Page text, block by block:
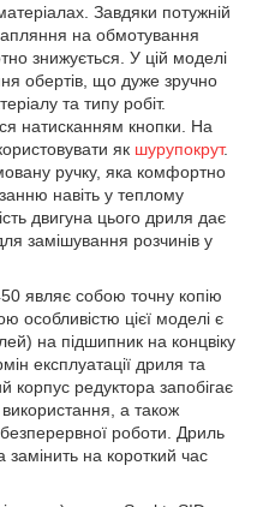
Завдяки потужній
на обмотування
знижується. У цій моделі
обертів, що дуже зручно
та типу робіт.
натисканням кнопки. На
як шурупокрут.
ручку, яка комфортно
навіть у теплому
двигуна цього дриля дає
замішування розчинів у
являє собою точну копію
особливістю цієї моделі є
на підшипник на концвіку
експлуатації дриля та
редуктора запобігає
а також
роботи. Дриль
на короткий час